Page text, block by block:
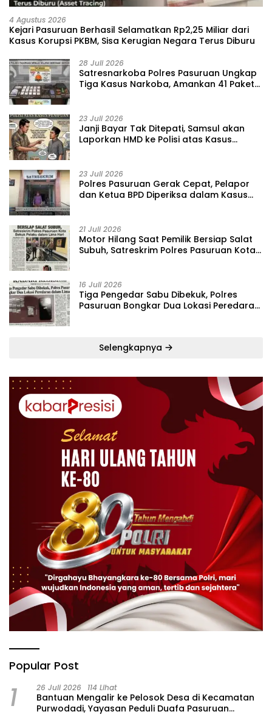
4 Agustus 2026
Kejari Pasuruan Berhasil Selamatkan Rp2,25 Miliar dari
Kasus Korupsi PKBM, Sisa Kerugian Negara Terus Diburu
28 Juli 2026
‎Satresnarkoba Polres Pasuruan Ungkap
Tiga Kasus Narkoba, Amankan 41 Paket
23 Juli 2026
‎Janji Bayar Tak Ditepati, Samsul akan
Laporkan HMD ke Polisi atas Kasus
23 Juli 2026
‎Polres Pasuruan Gerak Cepat, Pelapor
dan Ketua BPD Diperiksa dalam Kasus
21 Juli 2026
‎Motor Hilang Saat Pemilik Bersiap Salat
Subuh, Satreskrim Polres Pasuruan Kota
16 Juli 2026
Tiga Pengedar Sabu Dibekuk, Polres
Pasuruan Bongkar Dua Lokasi Peredaran
Selengkapnya
Popular Post
1 26 Juli 2026 114 Lihat
‎Bantuan Mengalir ke Pelosok Desa di Kecamatan
Purwodadi, Yayasan Peduli Duafa Pasuruan